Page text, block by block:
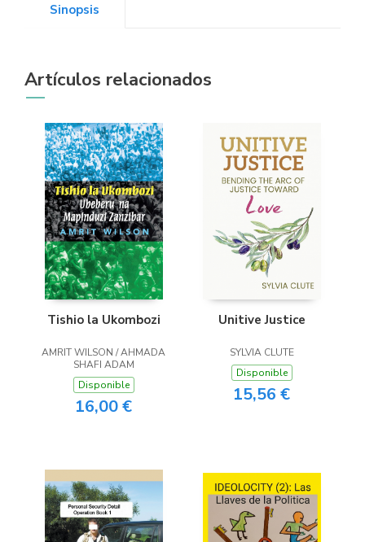
(Málaga)
Sinopsis
Artículos relacionados
Tishio la Ukombozi
AMRIT WILSON / AHMADA
SHAFI ADAM
Disponible
16,00 €
Unitive Justice
SYLVIA CLUTE
Disponible
15,56 €